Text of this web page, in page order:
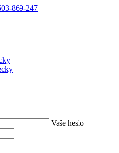
869-247
Vaše heslo